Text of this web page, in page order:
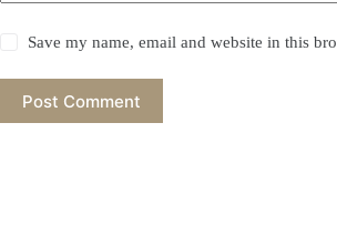
Save my name, email and website in this
Post Comment